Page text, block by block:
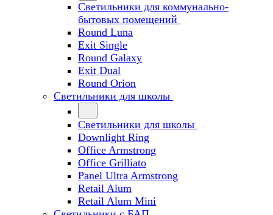
Светильники для коммунально-
бытовых помещений
Round Luna
Exit Single
Round Galaxy
Exit Dual
Round Orion
Светильники для школы
Светильники для школы
Downlight Ring
Office Armstrong
Office Grilliato
Panel Ultra Armstrong
Retail Alum
Retail Alum Mini